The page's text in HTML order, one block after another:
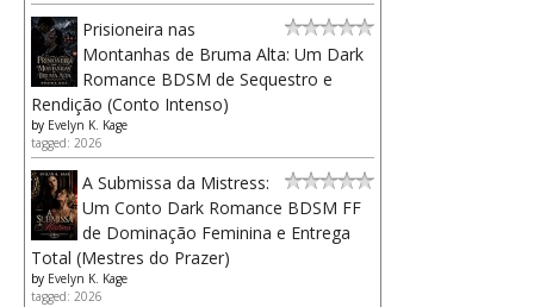
Prisioneira nas
Montanhas de Bruma Alta: Um Dark
Romance BDSM de Sequestro e
Rendição (Conto Intenso)
by Evelyn K. Kage
tagged: 2026
A Submissa da Mistress:
Um Conto Dark Romance BDSM FF
de Dominação Feminina e Entrega
Total (Mestres do Prazer)
by Evelyn K. Kage
tagged: 2026